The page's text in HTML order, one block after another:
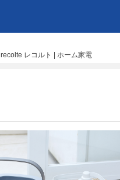
recolte レコルト | ホーム家電